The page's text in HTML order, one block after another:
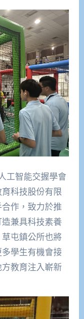
工智能交握學會
科技股份有限
作，致力於推
兼具科技素養
屯鎮公所也將
學生有機會接
教育注入嶄新